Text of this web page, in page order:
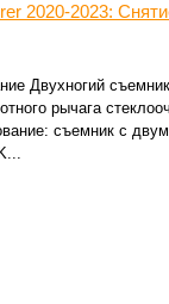
2020-2023:
Двухногий
рычага
съемник с